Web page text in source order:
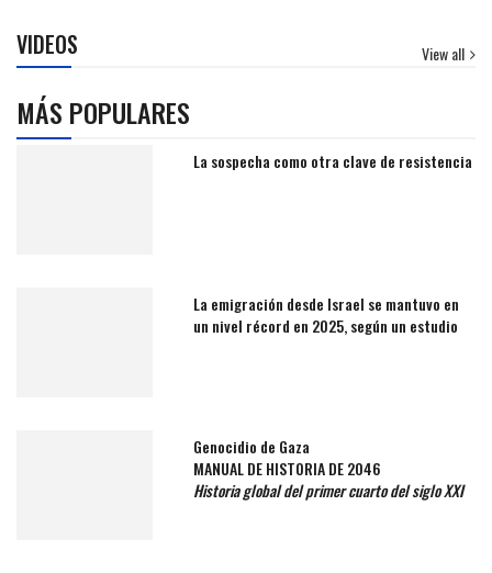
VIDEOS View all
MÁS POPULARES
La sospecha como otra clave de resistencia
La emigración desde Israel se mantuvo en
un nivel récord en 2025, según un estudio
Genocidio de Gaza
MANUAL DE HISTORIA DE 2046
Historia global del primer cuarto del siglo XXI